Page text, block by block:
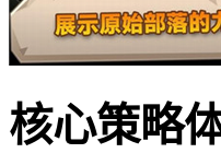
核心策略